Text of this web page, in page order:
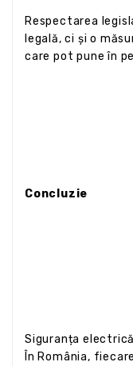
Respectarea
legală, ci și o
care pot pune în
Concluzie
Siguranța
În România,